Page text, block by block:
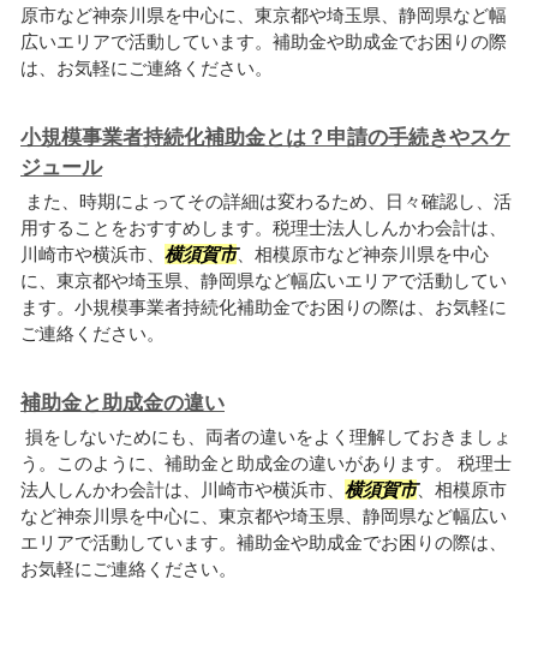
原市など神奈川県を中心に、東京都や埼玉県、静岡県など幅
広いエリアで活動しています。補助金や助成金でお困りの際
は、お気軽にご連絡ください。
小規模事業者持続化補助金とは？申請の手続きやスケ
ジュール
また、時期によってその詳細は変わるため、日々確認し、活
用することをおすすめします。税理士法人しんかわ会計は、
川崎市や横浜市、 横須賀市、相模原市など神奈川県を中心
に、東京都や埼玉県、静岡県など幅広いエリアで活動してい
ます。小規模事業者持続化補助金でお困りの際は、お気軽に
ご連絡ください。
補助金と助成金の違い
損をしないためにも、両者の違いをよく理解しておきましょ
う。このように、補助金と助成金の違いがあります。 税理士
法人しんかわ会計は、川崎市や横浜市、 横須賀市、相模原市
など神奈川県を中心に、東京都や埼玉県、静岡県など幅広い
エリアで活動しています。補助金や助成金でお困りの際は、
お気軽にご連絡ください。